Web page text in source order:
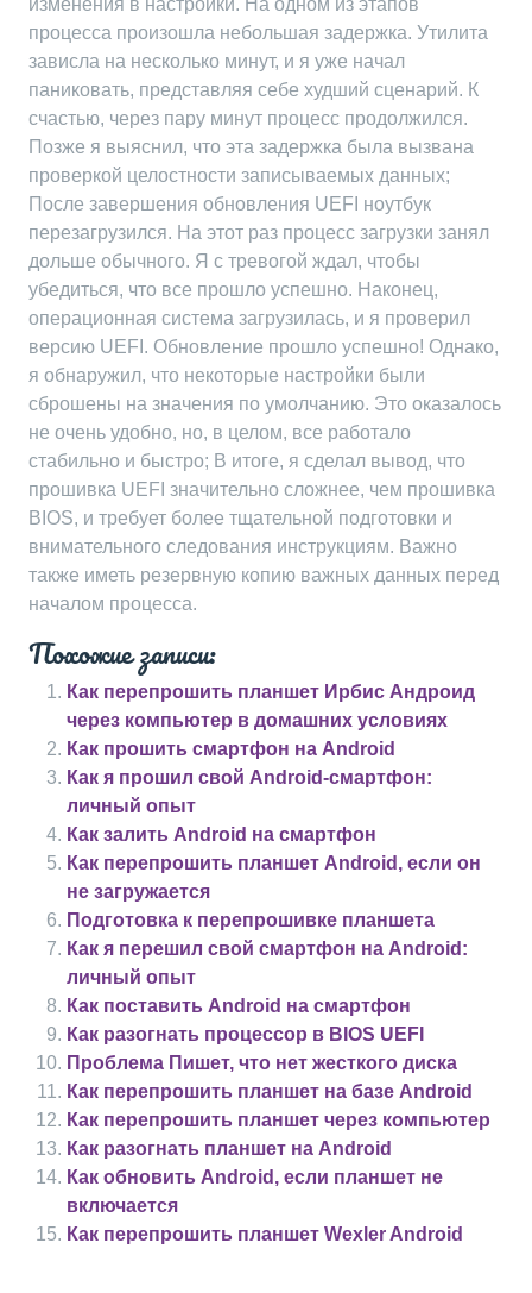
изменения в настройки. На одном из этапов
процесса произошла небольшая задержка. Утилита
зависла на несколько минут, и я уже начал
паниковать, представляя себе худший сценарий. К
счастью, через пару минут процесс продолжился.
Позже я выяснил, что эта задержка была вызвана
проверкой целостности записываемых данных;
После завершения обновления UEFI ноутбук
перезагрузился. На этот раз процесс загрузки занял
дольше обычного. Я с тревогой ждал, чтобы
убедиться, что все прошло успешно. Наконец,
операционная система загрузилась, и я проверил
версию UEFI. Обновление прошло успешно! Однако,
я обнаружил, что некоторые настройки были
сброшены на значения по умолчанию. Это оказалось
не очень удобно, но, в целом, все работало
стабильно и быстро; В итоге, я сделал вывод, что
прошивка UEFI значительно сложнее, чем прошивка
BIOS, и требует более тщательной подготовки и
внимательного следования инструкциям. Важно
также иметь резервную копию важных данных перед
началом процесса.
Похожие записи:
Как перепрошить планшет Ирбис Андроид
через компьютер в домашних условиях
Как прошить смартфон на Android
Как я прошил свой Android-смартфон:
личный опыт
Как залить Android на смартфон
Как перепрошить планшет Android, если он
не загружается
Подготовка к перепрошивке планшета
Как я перешил свой смартфон на Android:
личный опыт
Как поставить Android на смартфон
Как разогнать процессор в BIOS UEFI
Проблема Пишет, что нет жесткого диска
Как перепрошить планшет на базе Android
Как перепрошить планшет через компьютер
Как разогнать планшет на Android
Как обновить Android, если планшет не
включается
Как перепрошить планшет Wexler Android